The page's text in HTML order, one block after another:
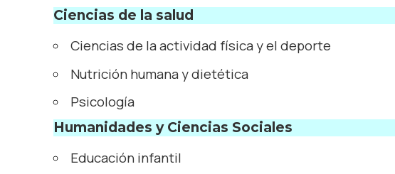
Ciencias de la salud
Ciencias de la actividad física y el deporte
Nutrición humana y dietética
Psicología
Humanidades y Ciencias Sociales
Educación infantil